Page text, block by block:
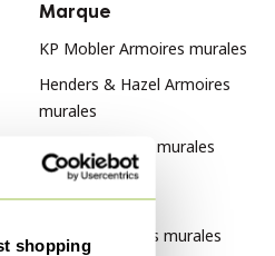
shopping
Marque
KP Mobler Armoires murales
Henders & Hazel Armoires
murales
Grund Armoires murales
Style
Design Armoires murales